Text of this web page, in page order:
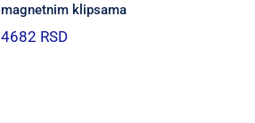
magnetnim klipsama
4682 RSD